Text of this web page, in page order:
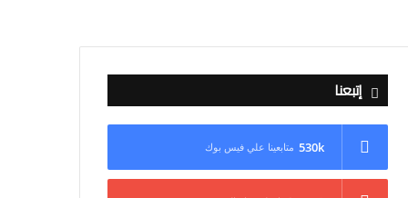
إتبعنا
530k متابعينا علي فيس بوك